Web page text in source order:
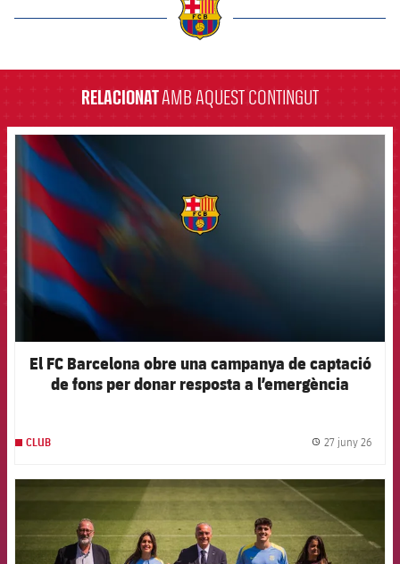
RELACIONATAMB AQUEST CONTINGUT
El FC Barcelona obre una campanya de captació
de fons per donar resposta a l’emergència
CLUB 27 juny 26
FCB Barcelona badge